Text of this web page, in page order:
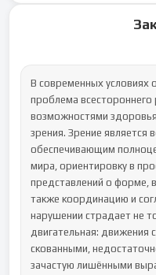
В современных условиях
проблема всестороннего
возможностями
зрения. Зрение
обеспечивающим
мира, ориентировку в
представлений о форме,
также координацию и
нарушении страдает не
двигательная: движения
скованными,
зачастую лишёнными